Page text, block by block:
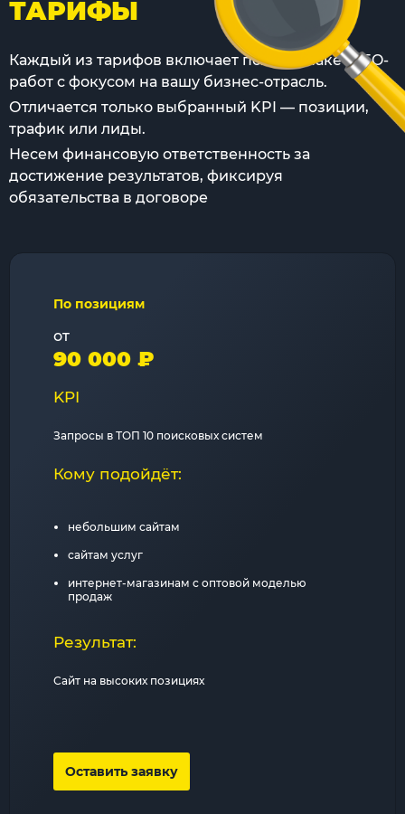
ТАРИФЫ
Каждый из тарифов включает полный пакет SEO-
работ с фокусом на вашу бизнес-отрасль.
Отличается только выбранный KPI — позиции,
трафик или лиды.
Несем финансовую ответственность за
достижение результатов, фиксируя
обязательства в договоре
По позициям
от
90 000 ₽
KPI
Запросы в ТОП 10 поисковых систем
Кому подойдёт:
небольшим сайтам
сайтам услуг
интернет-магазинам с оптовой моделью
продаж
Результат:
Сайт на высоких позициях
Оставить заявку